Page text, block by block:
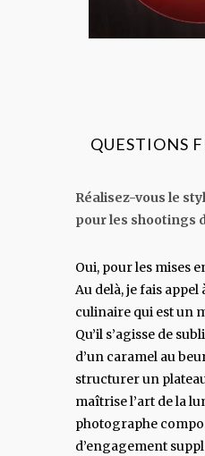
QUESTIONS
Réalisez-vous le
pour les shootings
Oui, pour les mises
Au delà, je fais appel
culinaire qui est un
Qu’il s’agisse de
d’un caramel au
structurer un
maîtrise l’art de la
photographe
d’engagement